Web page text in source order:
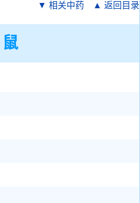
▼ 相关中药 ▲ 返回目录
鼠